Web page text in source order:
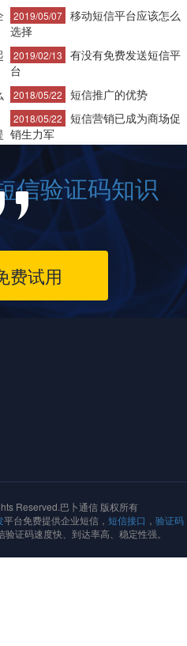
2019/05/07 移动短信平台应该怎么
选择
2019/02/13
有没有免费发送短信平
台
2018/05/22 短信推广的优势
2018/05/22
短信营销已成为商场促
销生力军
信验证码知识
费试用
Reserved.巴卜通信 版权所有
平台免费提供企业短信， 短信接口 ， 验证码
验证码速度快、到达率高、稳定性强。